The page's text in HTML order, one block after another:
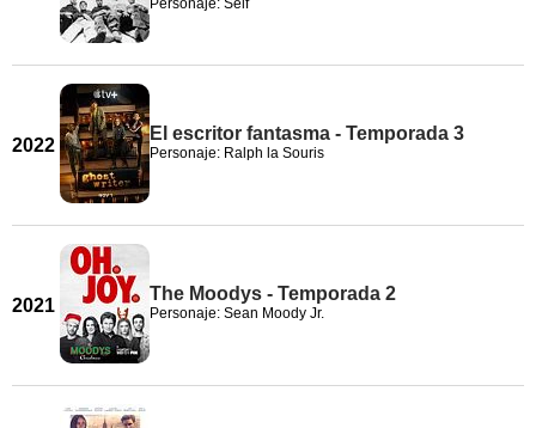
Personaje: Self
2022
El escritor fantasma - Temporada 3
Personaje: Ralph la Souris
2021
The Moodys - Temporada 2
Personaje: Sean Moody Jr.